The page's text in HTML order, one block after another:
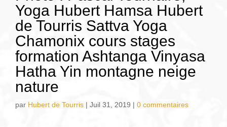
Yoga Hubert Hamsa Hubert
de Tourris Sattva Yoga
Chamonix cours stages
formation Ashtanga Vinyasa
Hatha Yin montagne neige
nature
par Hubert de Tourris | Juil 31, 2019 | 0 commentaires